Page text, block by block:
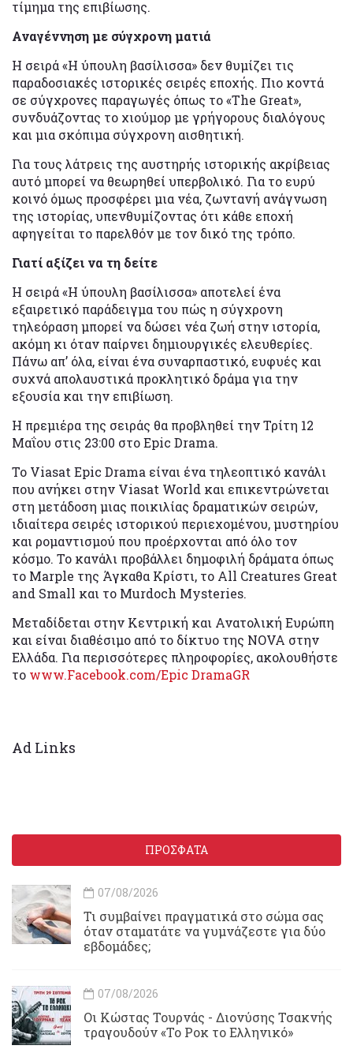
τίμημα της επιβίωσης.
Αναγέννηση με σύγχρονη ματιά
Η σειρά «Η ύπουλη βασίλισσα» δεν θυμίζει τις
παραδοσιακές ιστορικές σειρές εποχής. Πιο κοντά
σε σύγχρονες παραγωγές όπως το «The Great»,
συνδυάζοντας το χιούμορ με γρήγορους διαλόγους
και μια σκόπιμα σύγχρονη αισθητική.
Για τους λάτρεις της αυστηρής ιστορικής ακρίβειας
αυτό μπορεί να θεωρηθεί υπερβολικό. Για το ευρύ
κοινό όμως προσφέρει μια νέα, ζωντανή ανάγνωση
της ιστορίας, υπενθυμίζοντας ότι κάθε εποχή
αφηγείται το παρελθόν με τον δικό της τρόπο.
Γιατί αξίζει να τη δείτε
Η σειρά «Η ύπουλη βασίλισσα» αποτελεί ένα
εξαιρετικό παράδειγμα του πώς η σύγχρονη
τηλεόραση μπορεί να δώσει νέα ζωή στην ιστορία,
ακόμη κι όταν παίρνει δημιουργικές ελευθερίες.
Πάνω απ’ όλα, είναι ένα συναρπαστικό, ευφυές και
συχνά απολαυστικά προκλητικό δράμα για την
εξουσία και την επιβίωση.
Η πρεμιέρα της σειράς θα προβληθεί την Τρίτη 12
Μαΐου στις 23:00 στο Epic Drama.
Το Viasat Epic Drama είναι ένα τηλεοπτικό κανάλι
που ανήκει στην Viasat World και επικεντρώνεται
στη μετάδοση μιας ποικιλίας δραματικών σειρών,
ιδιαίτερα σειρές ιστορικού περιεχομένου, μυστηρίου
και ρομαντισμού που προέρχονται από όλο τον
κόσμο. Το κανάλι προβάλλει δημοφιλή δράματα όπως
το Marple της Άγκαθα Κρίστι, το All Creatures Great
and Small και το Murdoch Mysteries.
Μεταδίδεται στην Κεντρική και Ανατολική Ευρώπη
και είναι διαθέσιμο από το δίκτυo της NOVA στην
Ελλάδα. Για περισσότερες πληροφορίες, ακολουθήστε
το www.Facebook.com/Epic DramaGR
Ad Links
ΠΡΟΣΦΑΤΑ
07/08/2026
Τι συμβαίνει πραγματικά στο σώμα σας
όταν σταματάτε να γυμνάζεστε για δύο
εβδομάδες;
07/08/2026
Οι Κώστας Τουρνάς - Διονύσης Τσακνής
τραγουδούν «Το Ροκ το Ελληνικό»